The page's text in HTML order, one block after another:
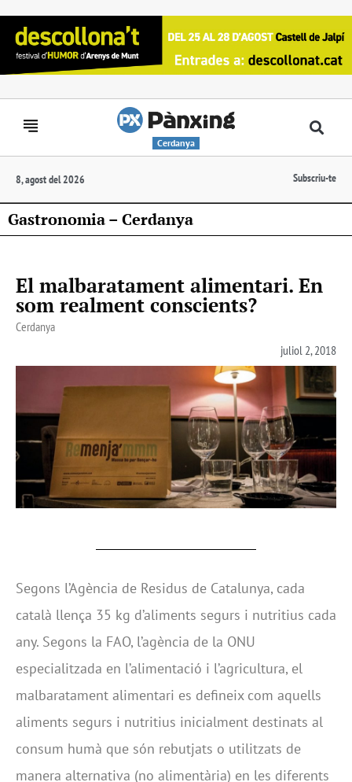
Cerdanya
8, agost del 2026 Subscriu-te
Gastronomia – Cerdanya
El malbaratament alimentari. En
som realment conscients?
Cerdanya
juliol 2, 2018
Segons l’Agència de Residus de Catalunya, cada
català llença 35 kg d’aliments segurs i nutritius cada
any. Segons la FAO, l’agència de la ONU
especialitzada en l’alimentació i l’agricultura, el
malbaratament alimentari es defineix com aquells
aliments segurs i nutritius inicialment destinats al
consum humà que són rebutjats o utilitzats de
manera alternativa (no alimentària) en les diferents